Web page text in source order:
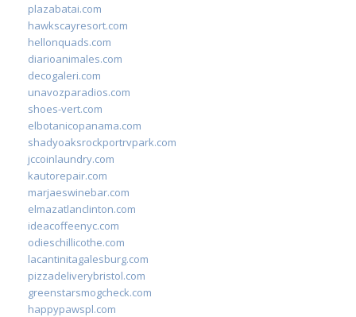
plazabatai.com
hawkscayresort.com
hellonquads.com
diarioanimales.com
decogaleri.com
unavozparadios.com
shoes-vert.com
elbotanicopanama.com
shadyoaksrockportrvpark.com
jccoinlaundry.com
kautorepair.com
marjaeswinebar.com
elmazatlanclinton.com
ideacoffeenyc.com
odieschillicothe.com
lacantinitagalesburg.com
pizzadeliverybristol.com
greenstarsmogcheck.com
happypawspl.com